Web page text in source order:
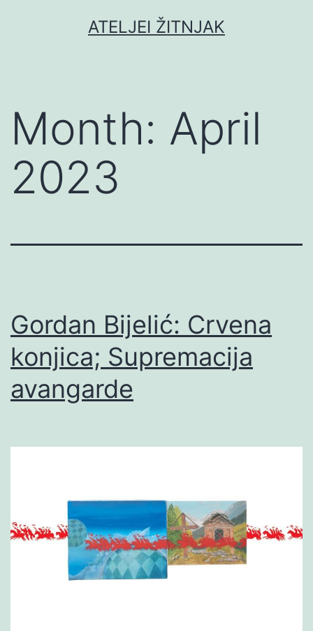
ATELJEI ŽITNJAK
Month: April
2023
Gordan Bijelić: Crvena
konjica; Supremacija
avangarde